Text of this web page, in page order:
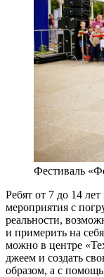
Фестиваль
Ребят от 7 до 14
мероприятия с
реальности,
и примерить на
можно в центре
джеем и создать
образом, а с